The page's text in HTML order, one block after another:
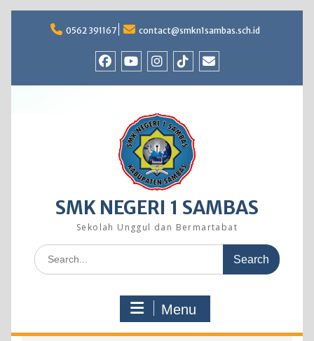
0562 391167 contact@smkn1sambas.sch.id
SMK NEGERI 1 SAMBAS
Sekolah Unggul dan Bermartabat
Search
for:
Menu